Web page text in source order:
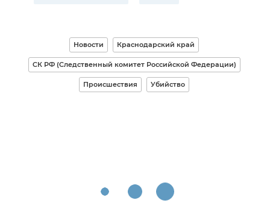
Новости Краснодарский край
СК РФ (Следственный комитет Российской Федерации)
Происшествия Убийство